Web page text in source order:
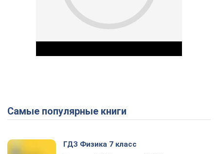
Play Video
Самые популярные книги
ГДЗ Физика 7 класс